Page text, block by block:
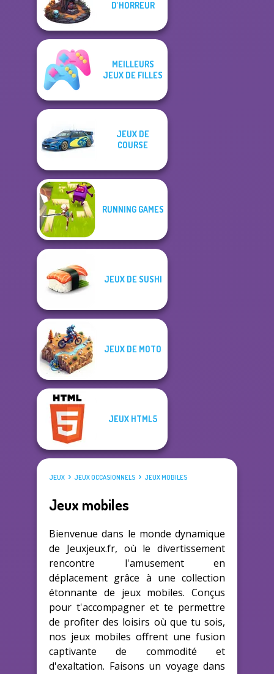
D'HORREUR
MEILLEURS
JEUX DE FILLES
JEUX DE
COURSE
RUNNING GAMES
JEUX DE SUSHI
JEUX DE MOTO
JEUX HTML5
JEUX JEUX OCCASIONNELS JEUX MOBILES
Jeux mobiles
Bienvenue dans le monde dynamique
de Jeuxjeux.fr, où le divertissement
rencontre l'amusement en
déplacement grâce à une collection
étonnante de jeux mobiles. Conçus
pour t'accompagner et te permettre
de profiter des loisirs où que tu sois,
nos jeux mobiles offrent une fusion
captivante de commodité et
d'exaltation. Faisons un voyage dans